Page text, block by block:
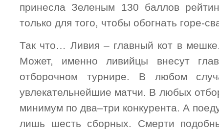
принесла Зеленым 130 баллов
только для того, чтобы обогнать горе-
Так что… Ливия – главный кот в
Может, именно ливийцы внесут
отборочном турнире. В любом
увлекательнейшие матчи. В любых
минимум по два–три конкурента. А
лишь шесть сборных. Смерти